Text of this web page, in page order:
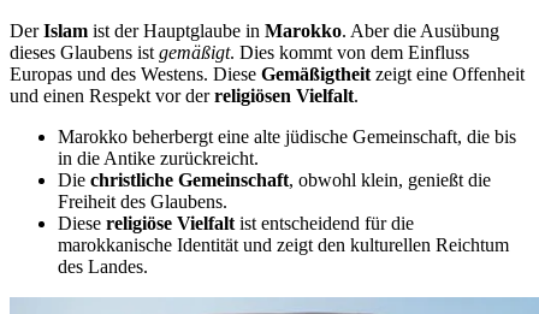
DerIslam ist der Hauptglaube in Marokko. Aber die Ausübung
dieses Glaubens ist gemäßigt. Dies kommt von dem Einfluss
Europas und des Westens. Diese Gemäßigtheit zeigt eine Offenheit
und einen Respekt vor derreligiösen Vielfalt.
Marokko beherbergt eine alte jüdische Gemeinschaft, die bis
in die Antike zurückreicht.
Die christliche Gemeinschaft, obwohl klein, genießt die
Freiheit des Glaubens.
Diese religiöse Vielfalt ist entscheidend für die
marokkanische Identität und zeigt den kulturellen Reichtum
des Landes.